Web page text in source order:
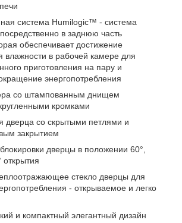
система Humilogic™ - система
в заднюю часть
обеспечивает достижение
влажности в рабочей камере для
приготовления на пару и
энергопотребления
со штампованным днищем
кромками
дверца со скрытыми петлями и
закрытием
дверцы в положении 60°,
открытия
стекло дверцы для
- открываемое и легко
и компактный элегантный дизайн